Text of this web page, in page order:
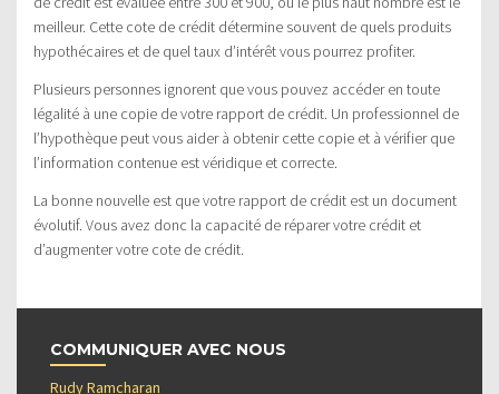
meilleur. Cette cote de crédit détermine souvent de quels produits
hypothécaires et de quel taux d’intérêt vous pourrez profiter.
Plusieurs personnes ignorent que vous pouvez accéder en toute
légalité à une copie de votre rapport de crédit. Un professionnel de
l’hypothèque peut vous aider à obtenir cette copie et à vérifier que
l’information contenue est véridique et correcte.
La bonne nouvelle est que votre rapport de crédit est un document
évolutif. Vous avez donc la capacité de réparer votre crédit et
d’augmenter votre cote de crédit.
COMMUNIQUER AVEC NOUS
Rudy Ramcharan